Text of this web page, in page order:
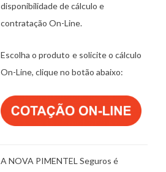
disponibilidade de cálculo e
contratação On-Line.
Escolha o produto e solicite o cálculo
On-Line, clique no botão abaixo:
A NOVA PIMENTEL Seguros é